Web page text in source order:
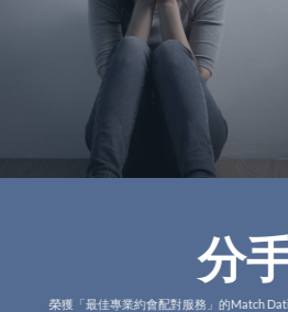
分
榮獲「最佳專業約會配對服務」的Match